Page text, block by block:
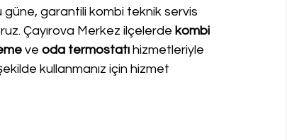
güne, garantili kombi teknik servis
Çayırova Merkez ilçelerde kombi
ve oda termostatı hizmetleriyle
kullanmanız için hizmet